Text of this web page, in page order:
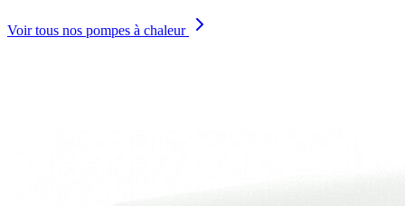
Voir tous nos pompes à chaleur